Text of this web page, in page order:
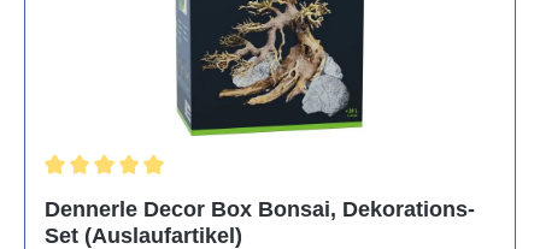
Dennerle Decor Box Bonsai, Dekorations-
Set (Auslaufartikel)